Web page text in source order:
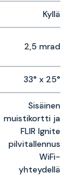
Kyllä
2,5 mrad
33° x 25°
Sisäinen
muistikortti ja
FLIR Ignite
pilvitallennus
WiFi-
yhteydellä